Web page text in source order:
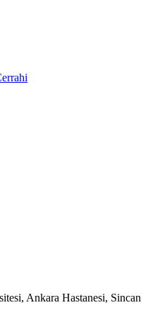
Ankara Hastanesi, Sincan